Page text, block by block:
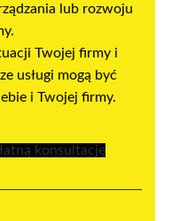
lub rozwoju
Twojej firmy i
usługi mogą być
i Twojej firmy.
konsultację